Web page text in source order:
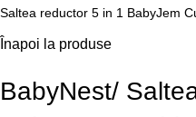
Saltea reductor 5 in 1 BabyJem
Înapoi la produse
BabyNest/